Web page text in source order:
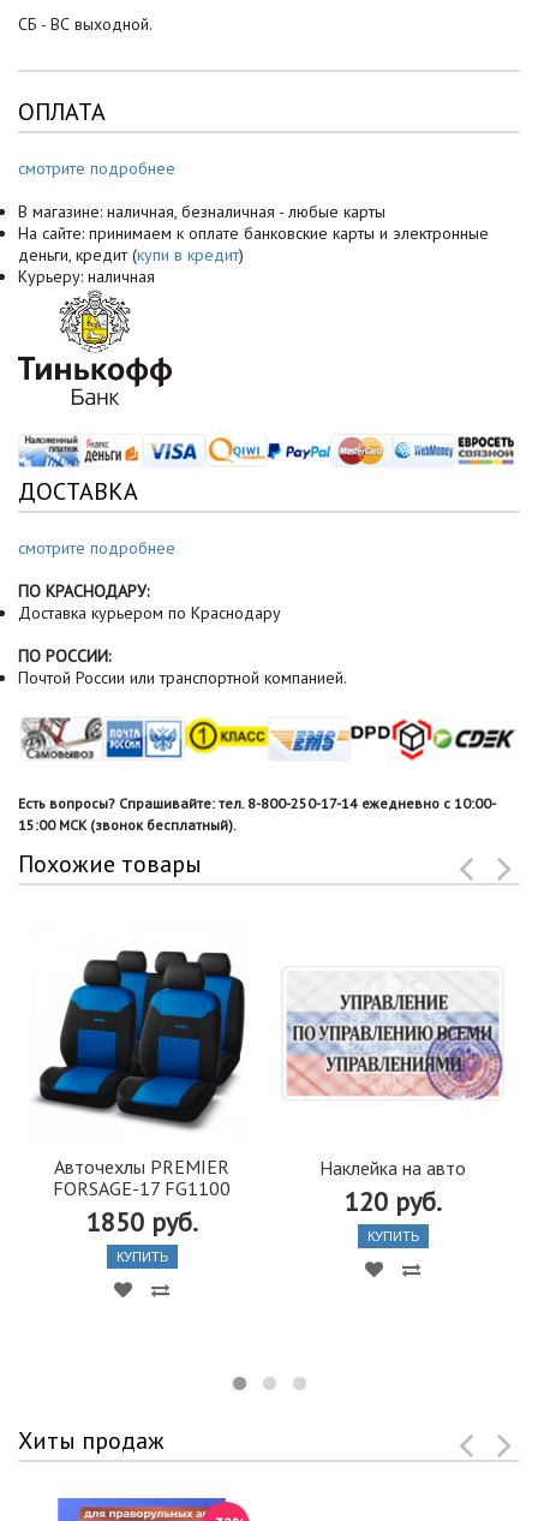
СБ - ВС выходной.
ОПЛАТА
смотрите подробнее
В магазине: наличная, безналичная - любые карты
На сайте: принимаем к оплате банковские карты и электронные
деньги, кредит (купи в кредит)
Курьеру: наличная
ДОСТАВКА
смотрите подробнее
ПО КРАСНОДАРУ:
Доставка курьером по Краснодару
ПО РОССИИ:
Почтой России или транспортной компанией.
Есть вопросы? Спрашивайте: тел. 8-800-250-17-14 ежедневно с 10:00-
15:00 МСК (звонок бесплатный).
Похожие товары
Авточехлы PREMIER
FORSAGE-17 FG1100
1850 руб.
КУПИТЬ
Наклейка на авто
120 руб.
КУПИТЬ
Хиты продаж